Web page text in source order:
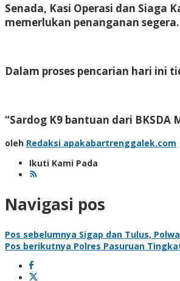
Senada, Kasi Operasi dan Siaga
memerlukan penanganan segera.
Dalam proses pencarian hari ini
“Sardog K9 bantuan dari
oleh Redaksi apakabartrenggalek.com
Ikuti Kami Pada
Navigasi pos
Pos sebelumnya Sigap dan Tulus,
Pos berikutnya Polres Pasuruan